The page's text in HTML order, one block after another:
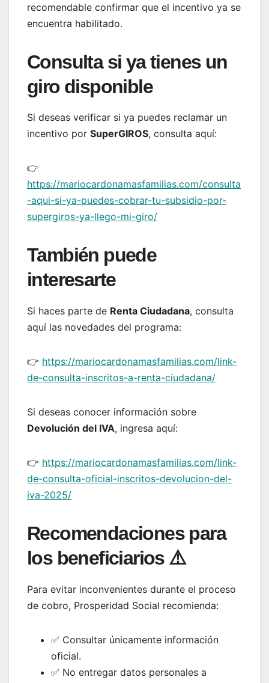
recomendable confirmar que el incentivo ya se
encuentra habilitado.
Consulta si ya tienes un
giro disponible
Si deseas verificar si ya puedes reclamar un
incentivo por SuperGIROS, consulta aquí:
👉
https://mariocardonamasfamilias.com/consulta
-aqui-si-ya-puedes-cobrar-tu-subsidio-por-
supergiros-ya-llego-mi-giro/
También puede
interesarte
Si haces parte de Renta Ciudadana, consulta
aquí las novedades del programa:
👉 https://mariocardonamasfamilias.com/link-
de-consulta-inscritos-a-renta-ciudadana/
Si deseas conocer información sobre
Devolución del IVA, ingresa aquí:
👉 https://mariocardonamasfamilias.com/link-
de-consulta-oficial-inscritos-devolucion-del-
iva-2025/
Recomendaciones para
los beneficiarios ⚠️
Para evitar inconvenientes durante el proceso
de cobro, Prosperidad Social recomienda:
✅ Consultar únicamente información
oficial.
✅ No entregar datos personales a